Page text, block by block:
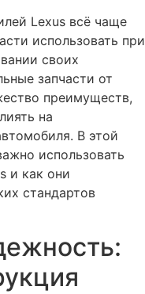
Lexus всё чаще
использовать при
своих
запчасти от
преимуществ,
на
В этой
использовать
и как они
стандартов